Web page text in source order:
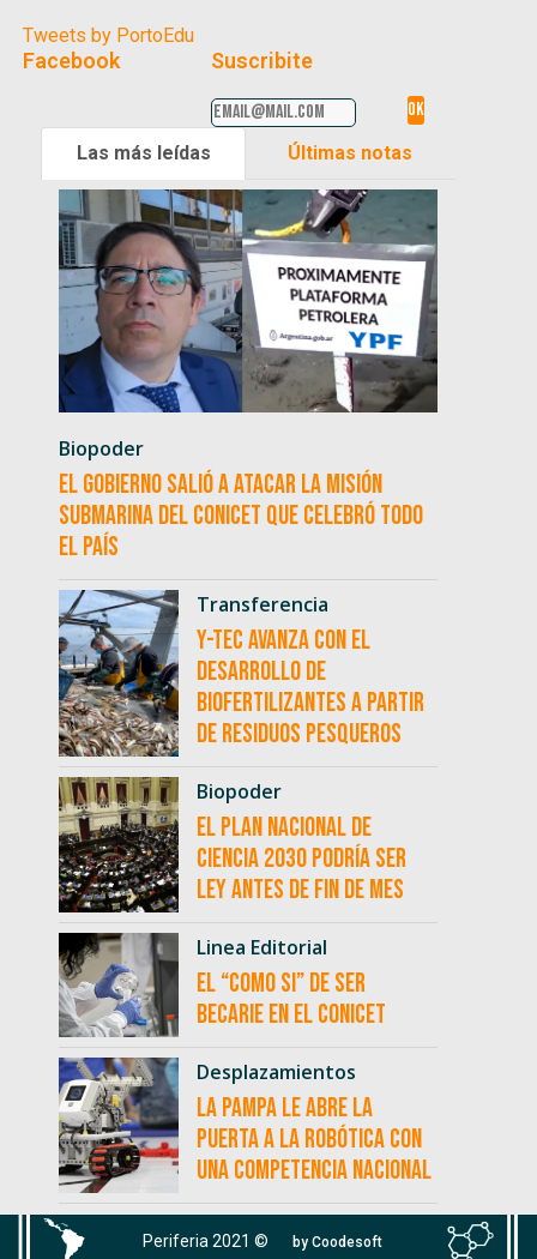
Tweets by PortoEdu
Facebook Suscribite
Las más leídas Últimas notas
Biopoder
El Gobierno salió a atacar la misión
submarina del CONICET que celebró todo
el país
Transferencia
Y-TEC avanza con el
desarrollo de
biofertilizantes a partir
de residuos pesqueros
Biopoder
El Plan Nacional de
Ciencia 2030 podría ser
ley antes de fin de mes
Linea Editorial
El “como si” de ser
becarie en el CONICET
Desplazamientos
La Pampa le abre la
puerta a la robótica con
una competencia nacional
Periferia 2021 © by Coodesoft